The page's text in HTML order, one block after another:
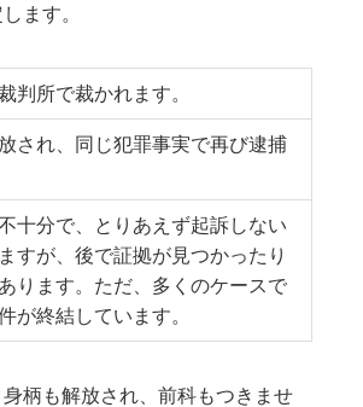
ます。
判所で裁かれます。
され、同じ犯罪事実で再び逮捕
十分で、とりあえず起訴しない
すが、後で証拠が見つかったり
ります。ただ、多くのケースで
が終結しています。
柄も解放され、前科もつきませ